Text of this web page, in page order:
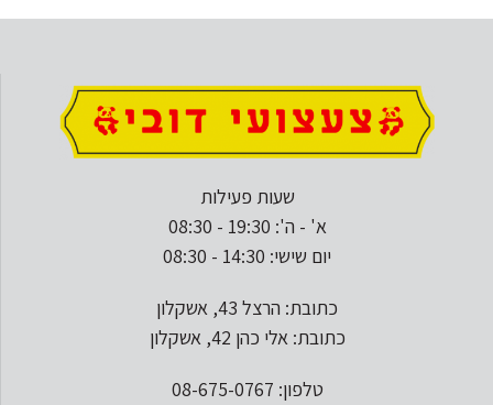
שעות פעילות
א' - ה': 19:30 - 08:30
יום שישי: 14:30 - 08:30
כתובת: הרצל 43, אשקלון
כתובת: אלי כהן 42, אשקלון
טלפון: 08-675-0767